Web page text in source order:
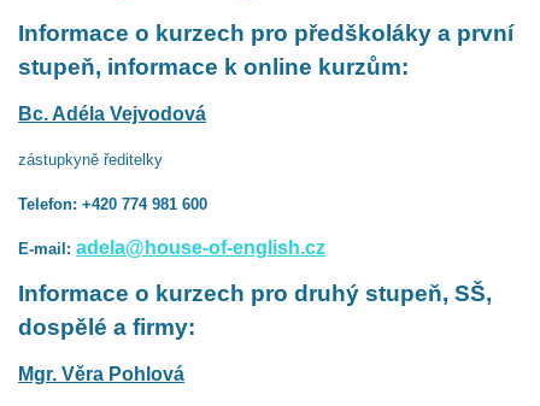
Informace o kurzech pro předškoláky a první
stupeň, informace k online kurzům:
Bc. Adéla Vejvodová
zástupkyně ředitelky
Telefon: +420 774 981 600
E-mail: adela@house-of-english.cz
Informace o kurzech pro druhý stupeň, SŠ,
dospělé a firmy:
Mgr. Věra Pohlová